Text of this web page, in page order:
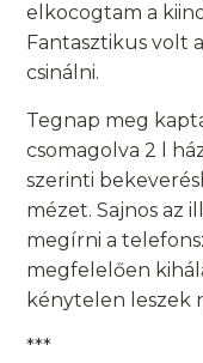
elkocogtam a
Fantasztikus volt
csinálni.
Tegnap meg
csomagolva 2 l
szerinti
mézet. Sajnos az
megírni a
megfelelően
kénytelen leszek
***